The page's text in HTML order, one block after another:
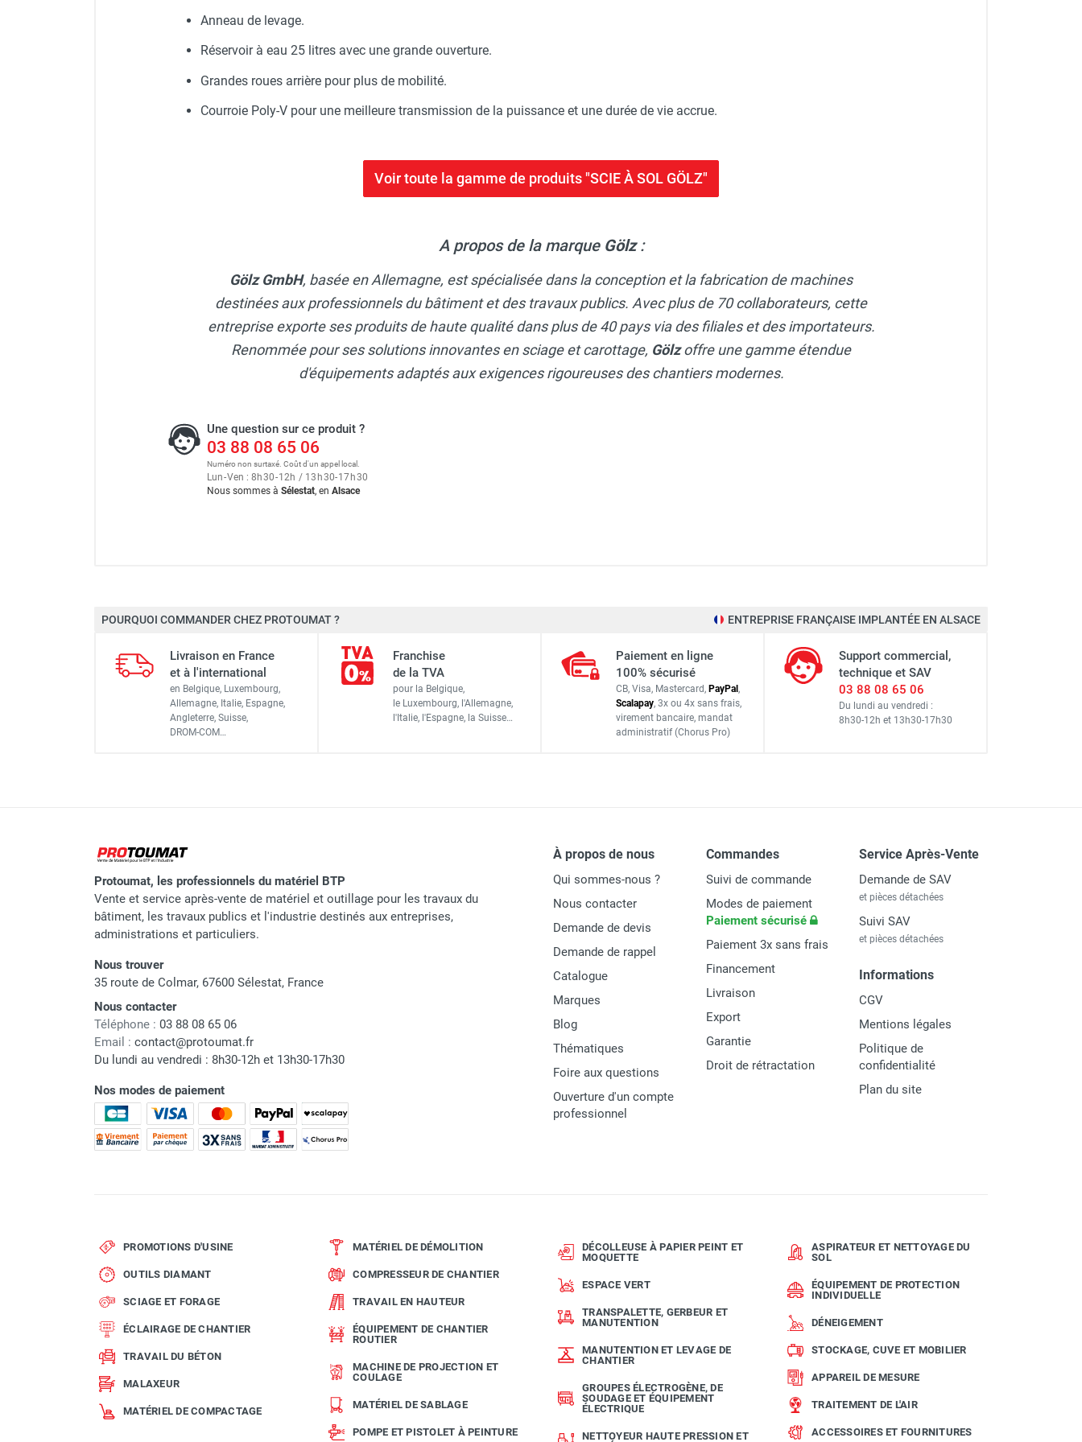
Anneau de levage.
Réservoir à eau 25 litres avec une grande ouverture.
Grandes roues arrière pour plus de mobilité.
Courroie Poly-V pour une meilleure transmission de la puissance et une durée de vie accrue.
Voir toute la gamme de produits "SCIE À SOL GÖLZ"
A propos de la marque Gölz:
Gölz GmbH, basée en Allemagne, est spécialisée dans la conception et la fabrication de machines
destinées aux professionnels du bâtiment et des travaux publics. Avec plus de 70 collaborateurs, cette
entreprise exporte ses produits de haute qualité dans plus de 40 pays via des filiales et des importateurs.
Renommée pour ses solutions innovantes en sciage et carottage, Gölzoffre une gamme étendue
d'équipements adaptés aux exigences rigoureuses des chantiers modernes.
Une question sur ce produit ?
03 88 08 65 06
Numéro non surtaxé. Coût d'un appel local.
Lun-Ven : 8h30-12h / 13h30-17h30
Nous sommes à Sélestat, en Alsace
Modèle
Profondeur de coupe 165 mm
Diamètre du disque max 450 mm
Alésage 25,4 mm
Vitesse de rotation
Avance Manuelle
Plongée Continue par volant
Vibrations
Dimensions L x l x H
Poids
Marque
Code EAN 4026189076519
Classement produit MATERIEL
Scie à sol électrique FS125E Ø 350 mm - Moteur triphasé 3 kW - GOLZ
Scie à Sol FS125 Ø 350 mm - Moteur Essence Honda GX200 - GÖLZ
POURQUOI COMMANDER CHEZ PROTOUMAT ? ENTREPRISE FRANÇAISE IMPLANTÉE EN ALSACE
Livraison en France
et à l'international
en Belgique, Luxembourg,
Allemagne, Italie, Espagne,
Angleterre, Suisse,
DROM-COM…
Franchise
de la TVA
pour la Belgique,
le Luxembourg, l'Allemagne,
l'Italie, l'Espagne, la Suisse…
Paiement en ligne
100% sécurisé
CB, Visa, Mastercard, PayPal,
Scalapay, 3x ou 4x sans frais,
virement bancaire, mandat
administratif (Chorus Pro)
Support commercial,
technique et SAV
03 88 08 65 06
Du lundi au vendredi :
8h30-12h et 13h30-17h30
Protoumat, les professionnels du matériel BTP
Vente et service après-vente de matériel et outillage pour les travaux du
bâtiment, les travaux publics et l'industrie destinés aux entreprises,
administrations et particuliers.
Nous trouver
35 route de Colmar, 67600 Sélestat, France
Nous contacter
Téléphone : 03 88 08 65 06
Email : contact@protoumat.fr
Du lundi au vendredi : 8h30-12h et 13h30-17h30
Nos modes de paiement
À propos de nous
Qui sommes-nous ?
Nous contacter
Demande de devis
Demande de rappel
Catalogue
Marques
Blog
Thématiques
Foire aux questions
Ouverture d'un compte
professionnel
Commandes
Suivi de commande
Modes de paiement
Paiement sécurisé
Paiement 3x sans frais
Financement
Livraison
Export
Garantie
Droit de rétractation
Service Après-Vente
Demande de SAV
et pièces détachées
Suivi SAV
et pièces détachées
Informations
CGV
Mentions légales
Politique de
confidentialité
Plan du site
PROMOTIONS D'USINE
OUTILS DIAMANT
SCIAGE ET FORAGE
ÉCLAIRAGE DE CHANTIER
TRAVAIL DU BÉTON
MALAXEUR
MATÉRIEL DE COMPACTAGE
MATÉRIEL DE DÉMOLITION
COMPRESSEUR DE CHANTIER
TRAVAIL EN HAUTEUR
ÉQUIPEMENT DE CHANTIER
ROUTIER
MACHINE DE PROJECTION ET
COULAGE
MATÉRIEL DE SABLAGE
POMPE ET PISTOLET À PEINTURE
DÉCOLLEUSE À PAPIER PEINT ET
MOQUETTE
ESPACE VERT
TRANSPALETTE, GERBEUR ET
MANUTENTION
MANUTENTION ET LEVAGE DE
CHANTIER
GROUPES ÉLECTROGÈNE, DE
SOUDAGE ET ÉQUIPEMENT
ÉLECTRIQUE
NETTOYEUR HAUTE PRESSION ET
ASPIRATEUR ET NETTOYAGE DU
SOL
ÉQUIPEMENT DE PROTECTION
INDIVIDUELLE
DÉNEIGEMENT
STOCKAGE, CUVE ET MOBILIER
APPAREIL DE MESURE
TRAITEMENT DE L'AIR
ACCESSOIRES ET FOURNITURES